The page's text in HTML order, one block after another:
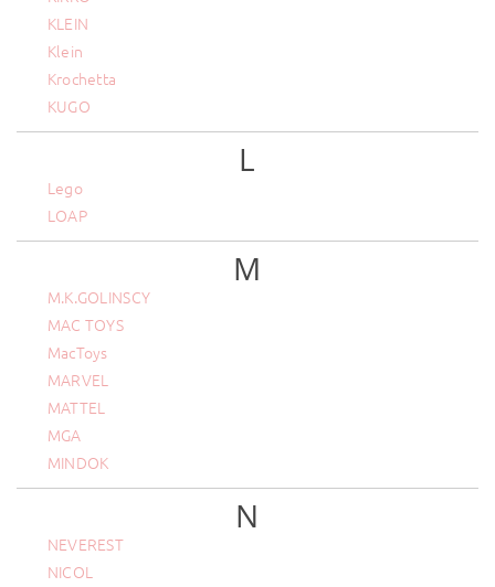
KLEIN
Klein
Krochetta
KUGO
L
Lego
LOAP
M
M.K.GOLINSCY
MAC TOYS
MacToys
MARVEL
MATTEL
MGA
MINDOK
N
NEVEREST
NICOL